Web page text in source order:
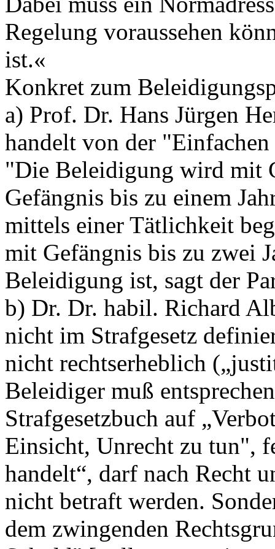
Regelung voraussehen
ist.«
Konkret zum
a) Prof. Dr. Hans Jürgen
handelt von der
"Die Beleidigung wird mit
Gefängnis bis zu einem
mittels einer Tätlichkeit
mit Gefängnis bis zu zwei
Beleidigung ist, sagt der
b) Dr. Dr. habil. Richard
nicht im Strafgesetz
nicht rechtserheblich
Beleidiger muß
Strafgesetzbuch auf
Einsicht, Unrecht zu tun",
handelt“, darf nach Recht
nicht betraft werden.
dem zwingenden